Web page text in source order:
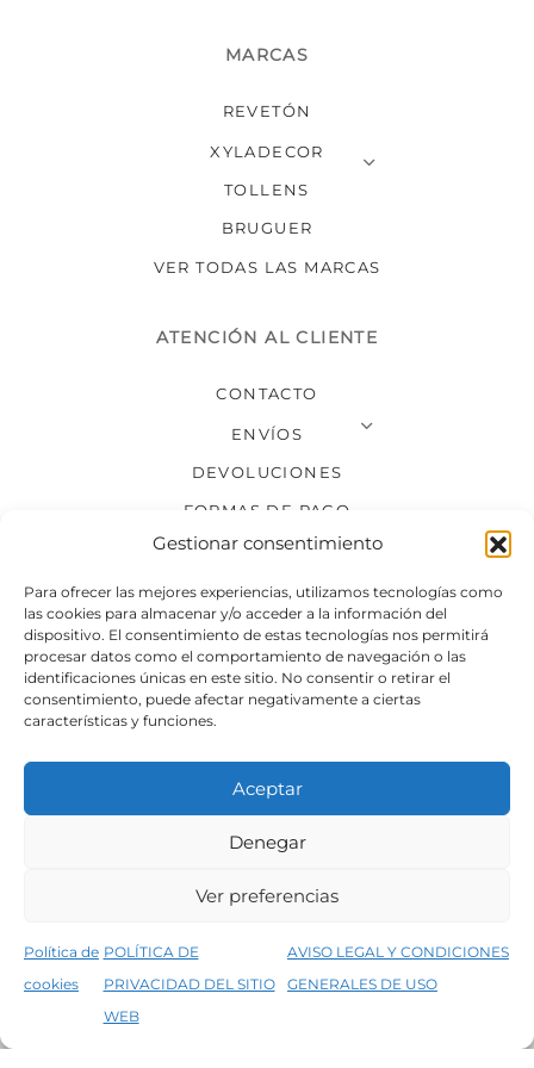
Gestionar consentimiento
Para ofrecer las mejores experiencias, utilizamos tecnologías como
las cookies para almacenar y/o acceder a la información del
dispositivo. El consentimiento de estas tecnologías nos permitirá
procesar datos como el comportamiento de navegación o las
identificaciones únicas en este sitio. No consentir o retirar el
consentimiento, puede afectar negativamente a ciertas
características y funciones.
Aceptar
Denegar
Ver preferencias
Política de
cookies
POLÍTICA DE
PRIVACIDAD DEL SITIO
WEB
AVISO LEGAL Y CONDICIONES
GENERALES DE USO
5% de descuento en tu primera compra, utiliza el código PRIMERACOMPRA
MARCAS
REVETÓN
XYLADECOR
TOLLENS
BRUGUER
VER TODAS LAS MARCAS
ATENCIÓN AL CLIENTE
CONTACTO
ENVÍOS
DEVOLUCIONES
FORMAS DE PAGO
SÍGUENOS
Condiciones generales de venta
Política de privacidad del sitio web
©2026 Decopintur- todos los derechos